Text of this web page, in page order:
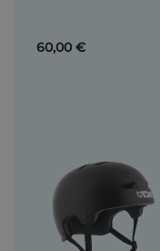
60,00 €